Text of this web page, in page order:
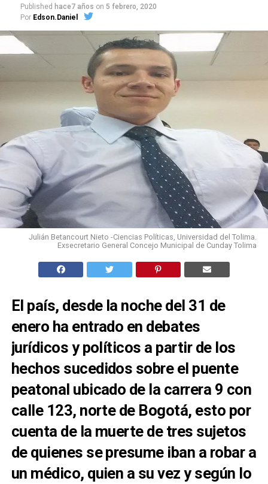
Published hace7 años on 5 febrero, 2020
Por Edson.Daniel
Julián Betancourt Nieto -Ciencias Políticas, Universidad del Tolima.
Exsecretario General Concejo Municipal de Cunday Tolima
El país, desde la noche del 31 de
enero ha entrado en debates
jurídicos y políticos a partir de los
hechos sucedidos sobre el puente
peatonal ubicado de la carrera 9 con
calle 123, norte de Bogotá, esto por
cuenta de la muerte de tres sujetos
de quienes se presume iban a robar a
un médico, quien a su vez y según lo